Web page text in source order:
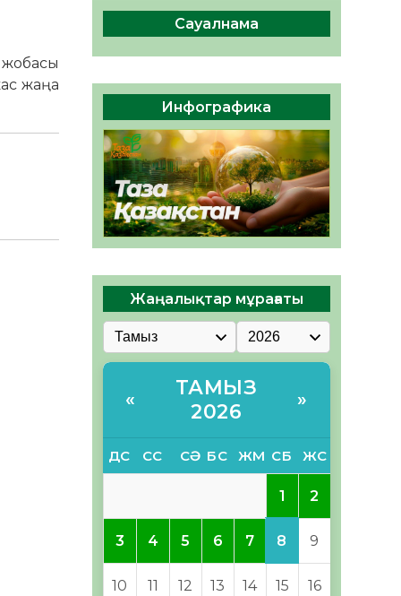
жаңа
Руслан Рүстемұлы облыс
әкімінің кеңесшісі болып
тағайындалды
05.08.2026
43 0
Сауалнама
Инфографика
Жаңалықтар мұрағаты
«
ТАМЫЗ
2026
»
ДС СС СӘ БС ЖМ СБ ЖС
1 2
3 4 5 6 7 8 9
10 11 12 13 14 15 16